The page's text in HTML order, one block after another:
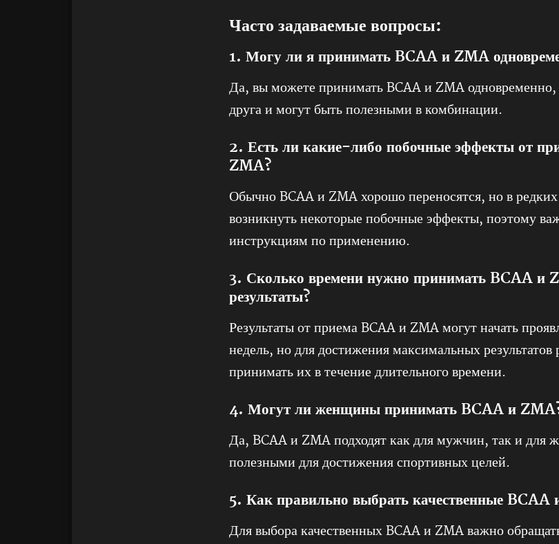
Часто задаваемые вопросы:
1. Могу ли я принимать BCAA и ZMA
Да, вы можете принимать BCAA и ZMA
друга и могут быть полезными в комбинации.
2. Есть ли какие-либо побочные эффекты от
ZMA?
Обычно BCAA и ZMA хорошо переносятся, но в редких
возникнуть некоторые побочные эффекты, поэтому
инструкциям по применению.
3. Сколько времени нужно принимать BCAA и
результаты?
Результаты от приема BCAA и ZMA могут начать
недель, но для достижения максимальных результатов
принимать их в течение длительного времени.
4. Могут ли женщины принимать BCAA и
Да, BCAA и ZMA подходят как для мужчин, так и для
полезными для достижения спортивных целей.
5. Как правильно выбрать качественные BCAA
Для выбора качественных BCAA и ZMA важно